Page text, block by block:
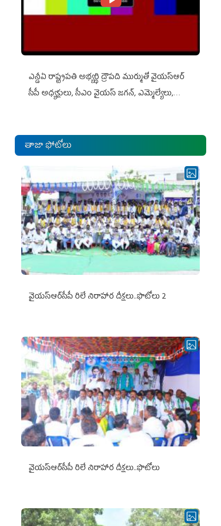
ఎన్డీఏ రాష్ట్ర‌ప‌తి అభ్య‌ర్థి ద్రౌప‌ది ముర్ముతో వైయ‌స్ఆర్
సీపీ అధ్య‌క్షులు, సీఎం వైయ‌స్ జ‌గ‌న్, ఎమ్మెల్యేలు,
తాజా ఫోటోలు
వైయ‌స్ఆర్‌సీపీ రిలే నిరాహార దీక్షలు..ఫొటోలు 2
వైయ‌స్ఆర్‌సీపీ రిలే నిరాహార దీక్షలు..ఫొటోలు